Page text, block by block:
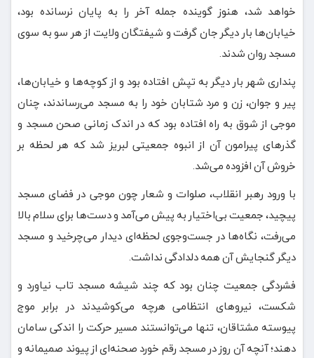
خواهد شد، هنوز گوینده جمله آخر را به پایان نرسانده بود،
خیابان‌ها بار دیگر جان گرفت و شیفتگان ولایت از هر سو به سوی
مسجد روان شدند.
پنداری شهر بار دیگر به تپش افتاده بود و از کوچه‌ها و خیابان‌ها،
پیر و جوان، زن و مرد شتابان خود را به مسجد می‌رساندند، چنان
موجی از شوق به راه افتاده بود که در اندک زمانی صحن مسجد و
گذرهای پیرامون آن از انبوه جمعیتی لبریز شد که هر لحظه بر
خروش آن افزوده می‌شد.
با ورود رهبر انقلاب، صلوات و شعار چون موجی در فضای مسجد
پیچید، جمعیت بی‌اختیار به پیش می‌آمد و دست‌ها برای سلام بالا
می‌رفت، نگاه‌ها در جست‌وجوی لحظه‌ای دیدار می‌چرخید و مسجد
دیگر گنجایش آن همه دلدادگی نداشت.
فشردگی جمعیت چنان بود که چند شیشه مسجد تاب نیاورد و
شکست، نیروهای انتظامی هرچه می‌کوشیدند در برابر موج
پیوسته مشتاقان، تنها می‌توانستند مسیر حرکت را اندکی سامان
دهند؛ آنچه آن روز در مسجد رقم خورد صحنه‌ای از پیوند صمیمانه و